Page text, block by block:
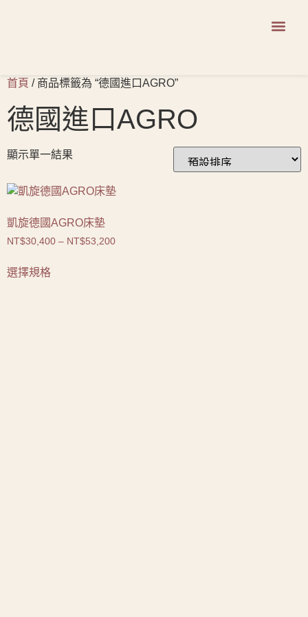
首頁 / 商品標籤為 “德國進口AGRO”
德國進口AGRO
顯示單一結果
凱旋德國AGRO床墊
NT$30,400 – NT$53,200
選擇規格